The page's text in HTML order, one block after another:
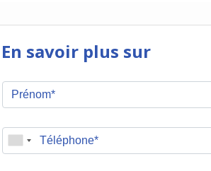
En savoir plus sur